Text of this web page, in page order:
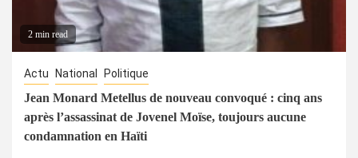
2 min read
Actu National Politique
Jean Monard Metellus de nouveau convoqué : cinq ans
après l’assassinat de Jovenel Moïse, toujours aucune
condamnation en Haïti